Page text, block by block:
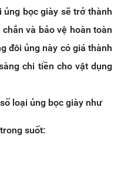
bọc giày sẽ trở thành
và bảo vệ hoàn toàn
đôi ủng này có giá thành
chi tiền cho vật dụng
loại ủng bọc giày như
suốt: